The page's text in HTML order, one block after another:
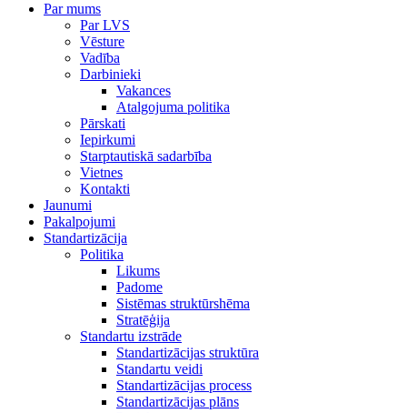
Par mums
Par LVS
Vēsture
Vadība
Darbinieki
Vakances
Atalgojuma politika
Pārskati
Iepirkumi
Starptautiskā sadarbība
Vietnes
Kontakti
Jaunumi
Pakalpojumi
Standartizācija
Politika
Likums
Padome
Sistēmas struktūrshēma
Stratēģija
Standartu izstrāde
Standartizācijas struktūra
Standartu veidi
Standartizācijas process
Standartizācijas plāns